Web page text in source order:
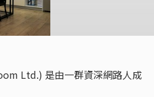
Ltd.) 是由一群資深網路人成